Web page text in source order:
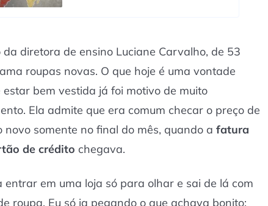
da diretora de ensino Luciane Carvalho, de 53
roupas novas. O que hoje é uma vontade
estar bem vestida já foi motivo de muito
Ela admite que era comum checar o preço de
novo somente no final do mês, quando a fatura
de crédito chegava.
entrar em uma loja só para olhar e sai de lá com
roupa. Eu só ia pegando o que achava bonito: